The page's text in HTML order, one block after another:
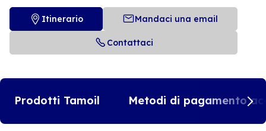
Itinerario Mandaci una email
Contattaci
Prodotti Tamoil Metodi di pagamento